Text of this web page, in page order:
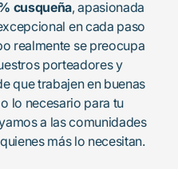
cusqueña, apasionada
en cada paso
realmente se preocupa
porteadores y
que trabajen en buenas
lo necesario para tu
a las comunidades
más lo necesitan.